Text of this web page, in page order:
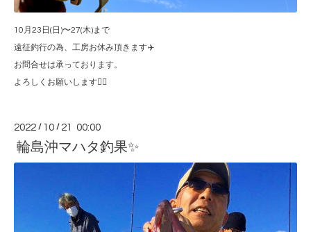
10月23日(日)〜27(木)まで
遠征釣行の為、工房お休み頂きます✈️
お問合せは承っております。
よろしくお願いします🙇‍♂️
2022 / 10 / 21 00:00
輪島沖マハタ釣果✨